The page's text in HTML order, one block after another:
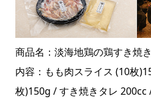
商品名：淡海地鶏の鶏すき焼
内容：もも肉スライス (10枚
枚)150g / すき焼きタレ 200cc